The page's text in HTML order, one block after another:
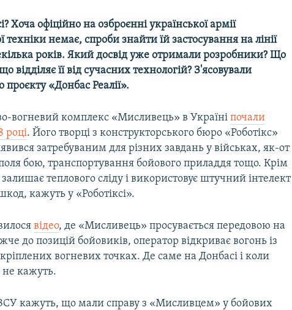
Хоча офіційно на озброєнні української армії
техніки немає, спроби знайти їй застосування на лінії
років. Який досвід уже отримали розробники? Що
відділяє її від сучасних технологій? З'ясовували
проєкту «Донбас Реалії».
вогневий комплекс «Мисливець» в Україніпочали
році. Його творці з конструкторського бюро «Роботікс»
затребуваним для різних завдань у військах, як-от
бою, транспортування бойового приладдя тощо. Крім
теплового сліду і використовує штучний інтелект
кажуть у «Роботіксі».
відео, де «Мисливець» просувається передовою на
до позицій бойовиків, оператор відкриває вогонь із
вогневих точках. Де саме на Донбасі і коли
не кажуть.
кажуть, що мали справу з «Мисливцем» у бойових